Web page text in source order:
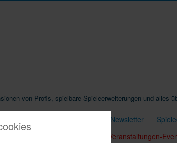
von Profis, spielbare Spieleerweiterungen und alles
Newsletter
Veranstaltungen-